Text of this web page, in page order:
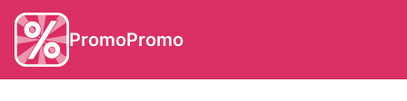
PromoPromo